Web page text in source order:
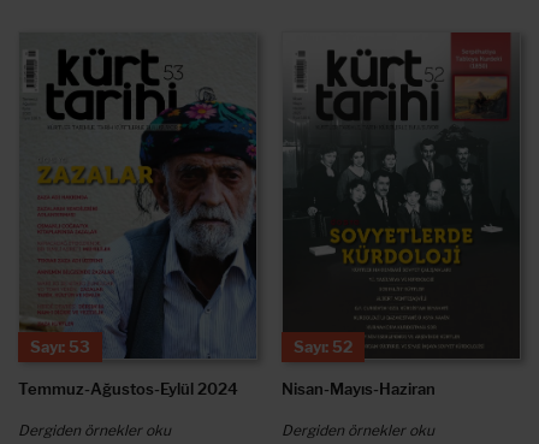
Sayı: 53
Temmuz-Ağustos-Eylül 2024
Dergiden örnekler oku
Sayı: 52
Nisan-Mayıs-Haziran
Dergiden örnekler oku